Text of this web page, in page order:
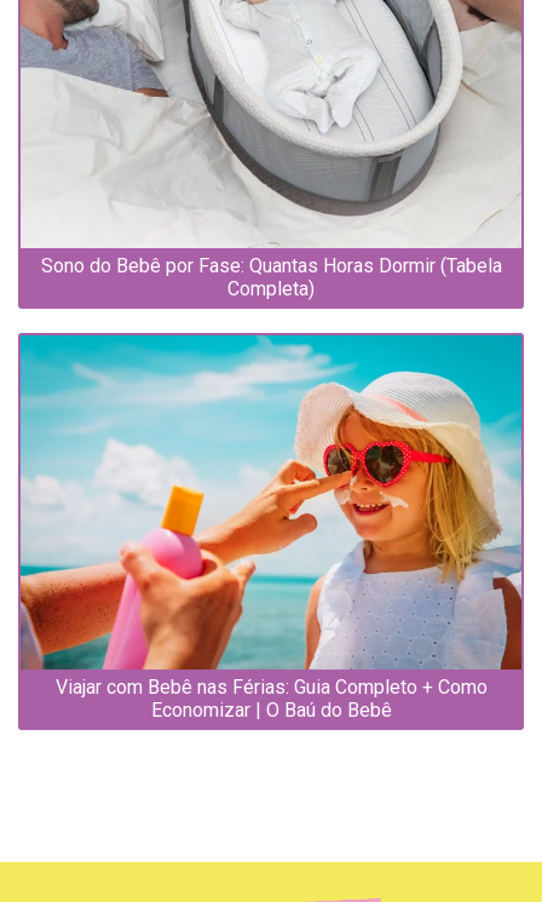
Sono do Bebê por Fase: Quantas Horas Dormir (Tabela
Completa)
Viajar com Bebê nas Férias: Guia Completo + Como
Economizar | O Baú do Bebê